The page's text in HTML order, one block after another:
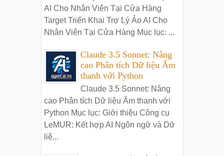
AI Cho Nhân Viên Tại Cửa Hàng
Target Triển Khai Trợ Lý Ảo AI Cho
Nhân Viên Tại Cửa Hàng Mục lục: ...
Claude 3.5 Sonnet: Nâng
cao Phân tích Dữ liệu Âm
thanh với Python
Claude 3.5 Sonnet: Nâng
cao Phân tích Dữ liệu Âm thanh với
Python Mục lục: Giới thiệu Công cụ
LeMUR: Kết hợp AI Ngôn ngữ và Dữ
liệ...